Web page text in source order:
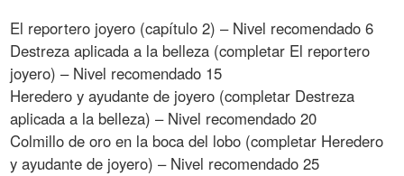
El reportero joyero (capítulo 2) – Nivel recomendado 6
Destreza aplicada a la belleza (completar El reportero
joyero) – Nivel recomendado 15
Heredero y ayudante de joyero (completar Destreza
aplicada a la belleza) – Nivel recomendado 20
Colmillo de oro en la boca del lobo (completar Heredero
y ayudante de joyero) – Nivel recomendado 25